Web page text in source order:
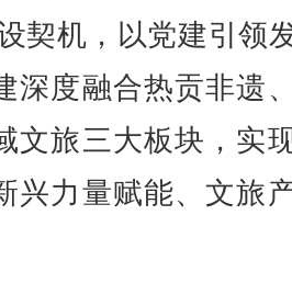
契机，以党建引领
深度融合热贡非遗
文旅三大板块，实
兴力量赋能、文旅